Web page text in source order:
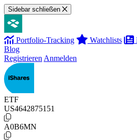
Sidebar schließen
Portfolio-Tracking Watchlists
Blog
Registrieren Anmelden
ETF
US4642875151
A0B6MN